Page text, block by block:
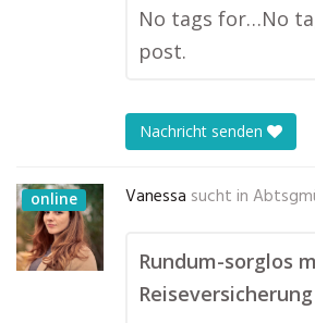
No tags for…No
post.
Nachricht senden
online Vanessa sucht in
Rundum-sorglos
Reiseversicherung